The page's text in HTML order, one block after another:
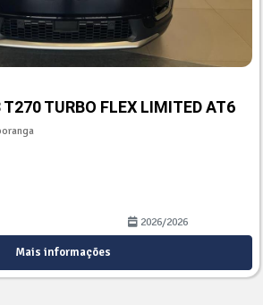
TURBO FLEX LIMITED AT6
2026/2026
Mais informações